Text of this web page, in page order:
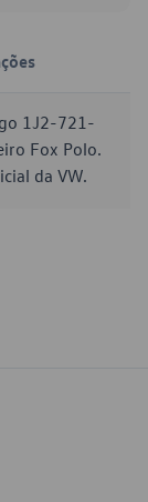
1J2-721-
Fox Polo.
da VW.